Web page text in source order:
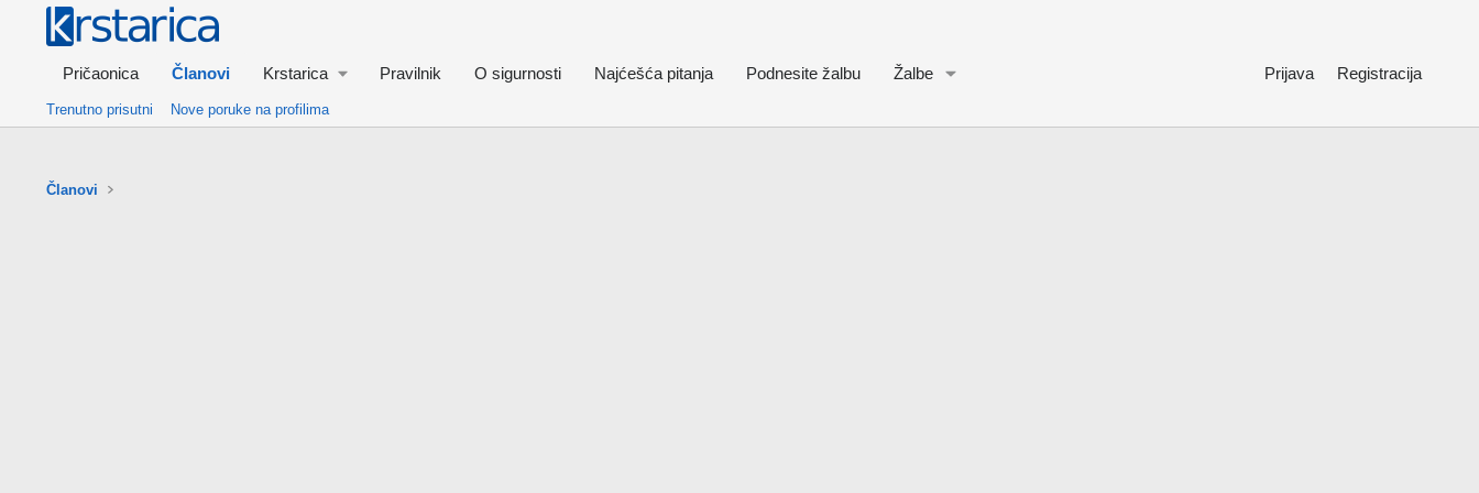
Pričaonica Članovi Krstarica Pravilnik O sigurnosti Najćešća pitanja Podnesite žalbu Žalbe Prijava Registracija
Trenutno prisutni Nove poruke na profilima
Članovi